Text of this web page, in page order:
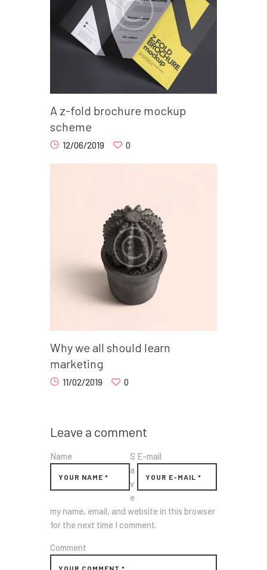
A z-fold brochure mockup
scheme
12/06/2019 0
Why we all should learn
marketing
11/02/2019 0
Leave a comment
Name E-mail
S
a
v
e
my name, email, and website in this browser
for the next time I comment.
Comment